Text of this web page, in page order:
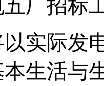
厂招标
实际发
生活与